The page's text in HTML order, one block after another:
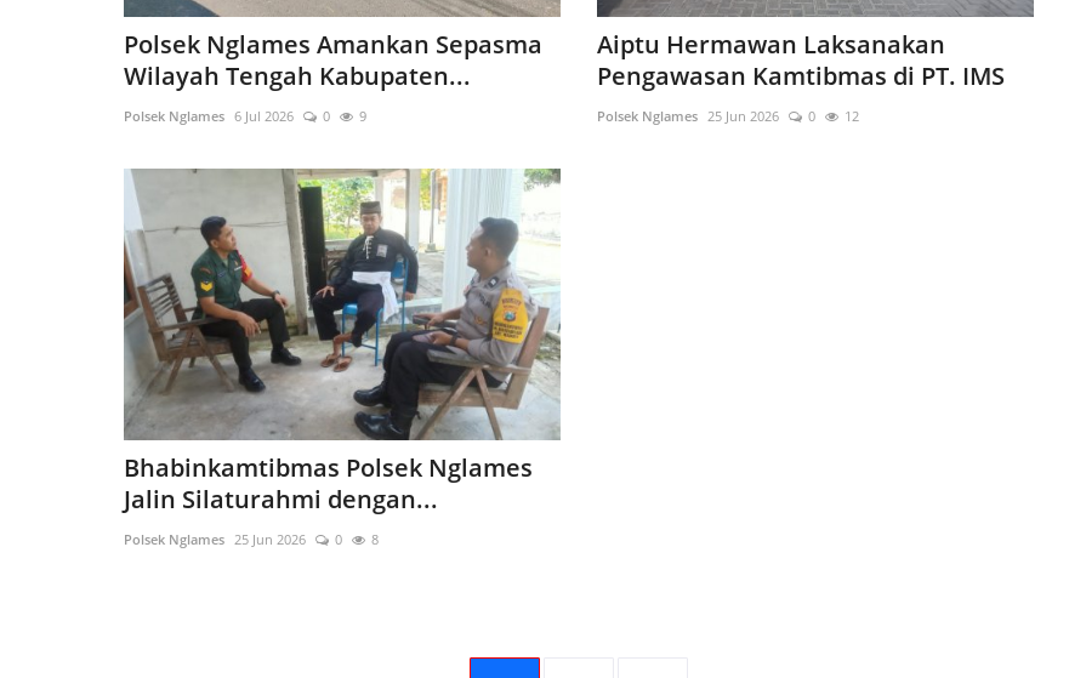
Polsek Nglames Amankan Sepasma
Wilayah Tengah Kabupaten...
Polsek Nglames 6 Jul 2026 0 9
Aiptu Hermawan Laksanakan
Pengawasan Kamtibmas di PT. IMS
Polsek Nglames 25 Jun 2026 0 12
Bhabinkamtibmas Polsek Nglames
Jalin Silaturahmi dengan...
Polsek Nglames 25 Jun 2026 0 8